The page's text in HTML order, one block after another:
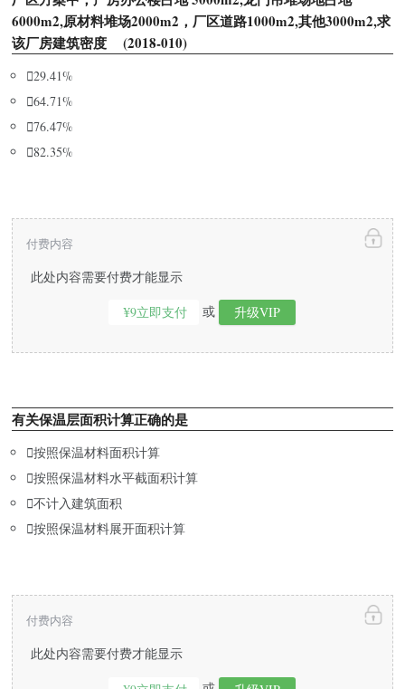
6000m2,原材料堆场2000m2，厂区道路1000m2,其他3000m2,求
该厂房建筑密度 (2018-010)
29.41%
64.71%
76.47%
82.35%
此处内容需要付费才能显示
¥9立即支付 或 升级VIP
付费内容
有关保温层面积计算正确的是
按照保温材料面积计算
按照保温材料水平截面积计算
不计入建筑面积
按照保温材料展开面积计算
此处内容需要付费才能显示
付费内容